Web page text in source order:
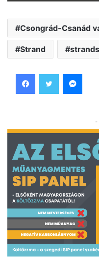
Csongrád-Csanád
Strand
-